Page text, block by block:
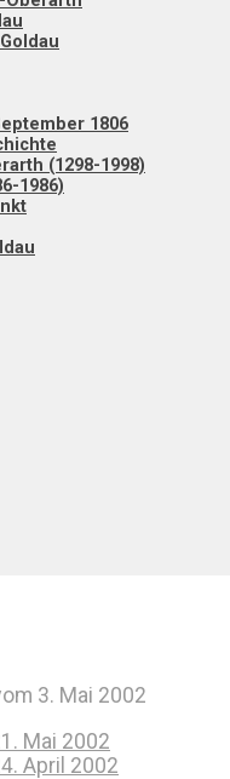
1806
(1298-1998)
1986)
3. Mai 2002
Mai 2002
April 2002